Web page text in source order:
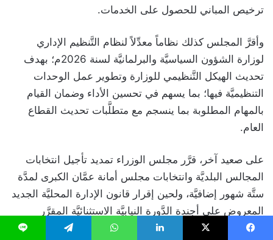
ترخيص المباني للحصول على الخدمات.
وأقرَّ المجلس كذلك نظاماً معدِّلاً لنظام التَّنظيم الإداري
لوزارة الشؤون السياسيَّة والبرلمانيَّة لسنة 2026م؛ بهدف
تحديث الهيكل التَّنظيمي للوزارة وتطوير عمل الوحدات
التنظيميَّة فيها؛ بما يسهم في تحسين الأداء وضمان القيام
بالمهام المطلوبة بما ينسجم مع متطلَّبات تحديث القطاع
العام.
على صعيد آخر، قرَّر مجلس الوزراء تمديد تأجيل انتخابات
المجالس البلديَّة وانتخابات مجلس أمانة عمَّان الكبرى لمدَّة
ستَّة شهور إضافيَّة، ولحين إقرار قانون الإدارة المحليَّة الجديد
المعروض على أجندة الدَّورة النيابيَّة الاستثنائيَّة المقرَّر
انعقادها اعتباراً من الثَّاني عشر من تمُّوز الجاري.